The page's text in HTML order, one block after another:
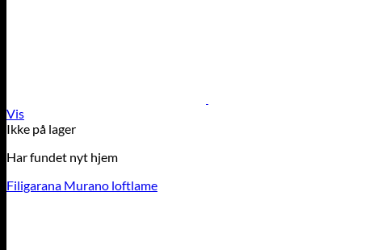
Vis
Ikke på lager
Har fundet nyt hjem
Filigarana Murano loftlame